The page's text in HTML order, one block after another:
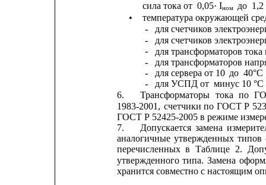
сила тока от 0,05· Iном до 1,2
•
температура окружающей
- для счетчиков
- для счетчиков
- для трансформаторов
- для трансформаторов
- для сервера от 10 до 40°С
- для УСПД от минус 10 °С
6.
Трансформаторы тока по
1983-2001, счетчики по ГОСТ Р
ГОСТ Р 52425-2005 в режиме
7.
Допускается замена
аналогичные утвержденных типов
перечисленных в Таблице 2.
утвержденного типа. Замена
хранится совместно с настоящим